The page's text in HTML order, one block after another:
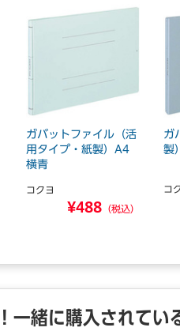
ガバットファイル（活
用タイプ・紙製）A4
横青
コクヨ
¥488 （税込）
ガ
製
コ
一緒に購入されてい